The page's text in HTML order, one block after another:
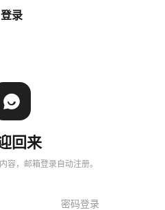
登录
回来
容，邮箱登录自动注册。
密码登录